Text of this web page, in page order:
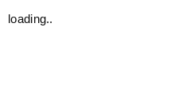
loading..